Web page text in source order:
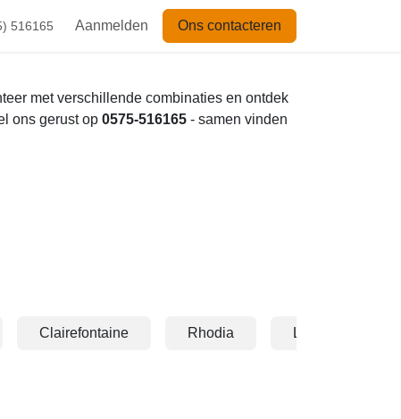
Aanmelden Ons contacteren
met verschillende combinaties
niet vinden? Bel ons gerust op 0575-
Clairefontaine Rhodia